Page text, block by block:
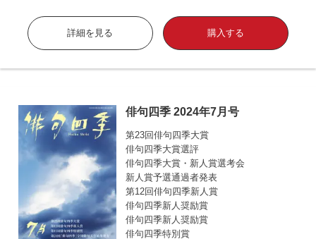
詳細を見る 購入する
俳句四季 2024年7月号
第23回俳句四季大賞
俳句四季大賞選評
俳句四季大賞・新人賞選考会
新人賞予選通過者発表
第12回俳句四季新人賞
俳句四季新人奨励賞
俳句四季新人奨励賞
俳句四季特別賞